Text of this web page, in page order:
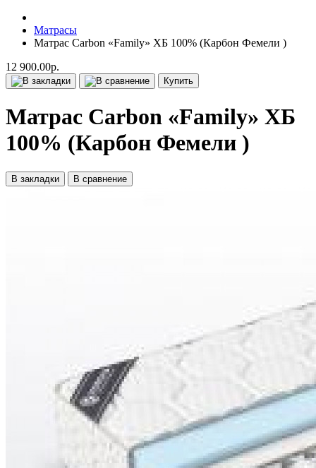
Матрасы
Матрас Carbon «Family» ХБ 100% (Карбон Фемели )
12 900.00р.
Купить
Матрас Carbon «Family» ХБ
100% (Карбон Фемели )
В закладки В сравнение